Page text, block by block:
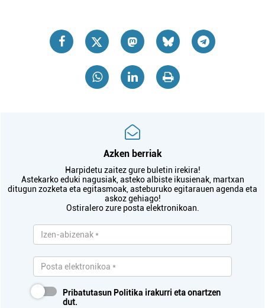
Azken berriak
Harpidetu zaitez gure buletin irekira!
Astekarko eduki nagusiak, asteko albiste ikusienak, martxan
ditugun zozketa eta egitasmoak, asteburuko egitarauen agenda eta
askoz gehiago!
Ostiralero zure posta elektronikoan.
Pribatutasun Politika irakurri eta onartzen
dut.